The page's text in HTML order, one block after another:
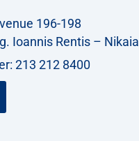
196-198
Ioannis Rentis – Nikaia
213 212 8400